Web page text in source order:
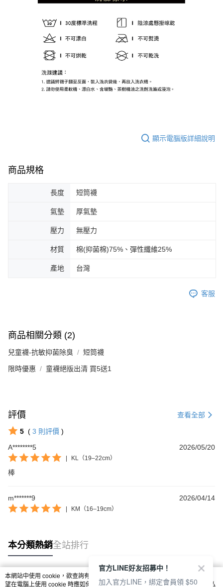
顯示電腦版詳細說明
商品規格
長度 短筒襪
氣墊 厚氣墊
壓力 無壓力
材質 棉(抑菌棉)75%、彈性纖維25%
產地 台灣
客服
商品相關分類 (2)
兒童襪-抗敏抑菌除臭 短筒襪
限時優惠 童襪絕版出清 買5送1
評價 查看全部
5 ( 3 則評價 )
A********5
2026/05/20
KL（19–22cm）
棒
m*******9 2026/04/14
KM（16–19cm）
本分類熱銷全站排行
熱門標籤
本網站中使用 cookie，欲查詢有關本網站使用 cookie 方式之詳情，及若您不希
望在電腦上使用 cookie 時應如何變更電腦的 cookie 設定，請參閱本網站「
隱私
https://www.footer.com.tw/page/
官方LINE好友招募中！
加入官方LINE，綁定會員領 $50